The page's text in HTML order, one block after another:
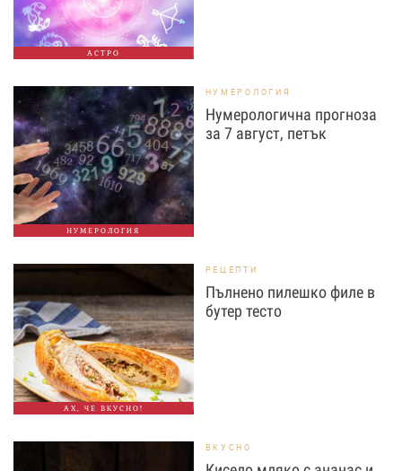
АСТРО
НУМЕРОЛОГИЯ
НУМЕРОЛОГИЯ
Нумерологична прогноза
за 7 август, петък
АХ, ЧЕ ВКУСНО!
РЕЦЕПТИ
Пълнено пилешко филе в
бутер тесто
ВКУСНО